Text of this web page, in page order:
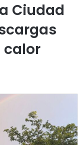
Ciudad
calor